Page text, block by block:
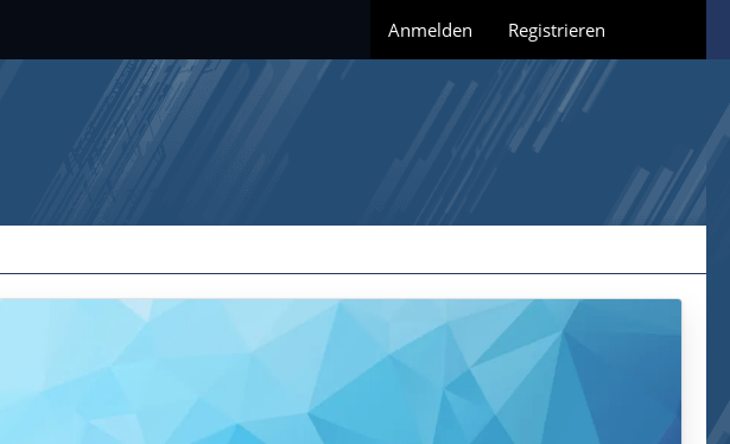
Anmelden Registrieren